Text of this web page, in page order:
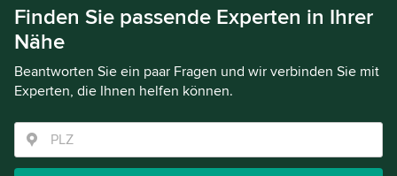
Finden Sie passende Experten in Ihrer
Nähe
Beantworten Sie ein paar Fragen und wir verbinden Sie mit
Experten, die Ihnen helfen können.